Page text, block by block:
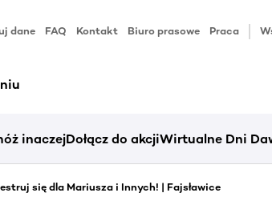
dane FAQ Kontakt Biuro prasowe Praca
inaczejDołącz do akcjiWirtualne Dni
się dla Mariusza i Innych! | Fajsławice